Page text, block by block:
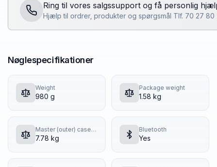
Ring til vores salgssupport og få personlig
Hjælp til ordrer, produkter og spørgsmål Tlf. 70 27 80
Nøglespecifikationer
Weight
980 g
Package weight
1.58 kg
Master (outer) case gross weight
7.78 kg
Bluetooth
Yes